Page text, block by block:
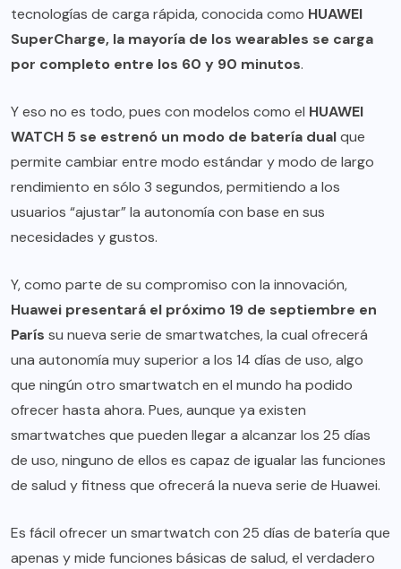
tecnologías de carga rápida, conocida como HUAWEI
SuperCharge, la mayoría de los wearables se carga
por completo entre los 60 y 90 minutos.
Y eso no es todo, pues con modelos como el HUAWEI
WATCH 5 se estrenó un modo de batería dualque
permite cambiar entre modo estándar y modo de largo
rendimiento en sólo 3 segundos, permitiendo a los
usuarios “ajustar” la autonomía con base en sus
necesidades y gustos.
Y, como parte de su compromiso con la innovación,
Huawei presentará el próximo 19 de septiembre en
París su nueva serie de smartwatches, la cual ofrecerá
una autonomía muy superior a los 14 días de uso, algo
que ningún otro smartwatch en el mundo ha podido
ofrecer hasta ahora. Pues, aunque ya existen
smartwatches que pueden llegar a alcanzar los 25 días
de uso, ninguno de ellos es capaz de igualar las funciones
de salud y fitness que ofrecerá la nueva serie de Huawei.
Es fácil ofrecer un smartwatch con 25 días de batería que
apenas y mide funciones básicas de salud, el verdadero